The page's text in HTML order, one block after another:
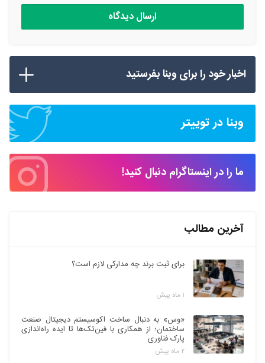
اخبار خود را برای وبنا بفرستید
وبنا در توییتر
ما را در اینستاگرام دنبال کنید!
آخرین مطالب
برای ثبت برند چه مدارکی لازم است؟
۱ ماه پیش
«وس» به دنبال ساخت اکوسیستم دیجیتال صنعت
ساختمان؛ از همکاری با فین‌تک‌ها تا ایده راه‌اندازی
پارک فناوری
۲ ماه پیش